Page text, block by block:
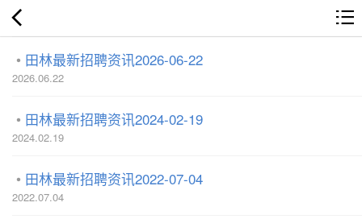
田林最新招聘资讯2026-06-22
2026.06.22
田林最新招聘资讯2024-02-19
2024.02.19
田林最新招聘资讯2022-07-04
2022.07.04